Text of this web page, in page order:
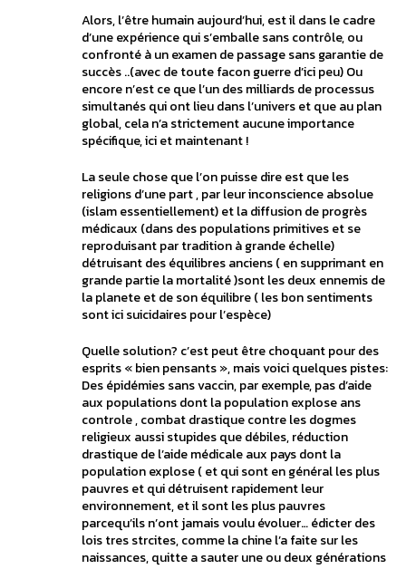
Alors, l’être humain aujourd’hui, est il dans le cadre
d’une expérience qui s’emballe sans contrôle, ou
confronté à un examen de passage sans garantie de
succès ..(avec de toute facon guerre d’ici peu) Ou
encore n’est ce que l’un des milliards de processus
simultanés qui ont lieu dans l’univers et que au plan
global, cela n’a strictement aucune importance
spécifique, ici et maintenant !
La seule chose que l’on puisse dire est que les
religions d’une part , par leur inconscience absolue
(islam essentiellement) et la diffusion de progrès
médicaux (dans des populations primitives et se
reproduisant par tradition à grande échelle)
détruisant des équilibres anciens ( en supprimant en
grande partie la mortalité )sont les deux ennemis de
la planete et de son équilibre ( les bon sentiments
sont ici suicidaires pour l’espèce)
Quelle solution? c’est peut être choquant pour des
esprits « bien pensants », mais voici quelques pistes:
Des épidémies sans vaccin, par exemple, pas d’aide
aux populations dont la population explose ans
controle , combat drastique contre les dogmes
religieux aussi stupides que débiles, réduction
drastique de l’aide médicale aux pays dont la
population explose ( et qui sont en général les plus
pauvres et qui détruisent rapidement leur
environnement, et il sont les plus pauvres
parcequ’ils n’ont jamais voulu évoluer… édicter des
lois tres strcites, comme la chine l’a faite sur les
naissances, quitte a sauter une ou deux générations